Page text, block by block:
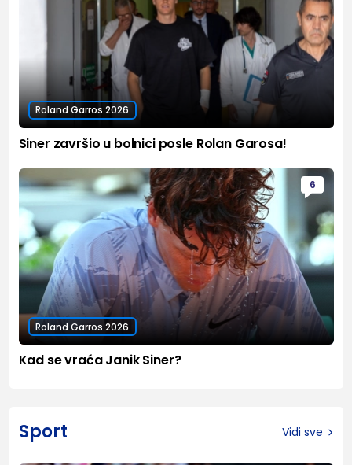
Roland Garros 2026
Siner završio u bolnici posle Rolan Garosa!
6
Roland Garros 2026
Kad se vraća Janik Siner?
Sport Vidi sve